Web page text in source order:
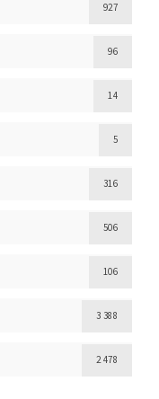
927
96
14
5
316
506
106
3 388
2 478